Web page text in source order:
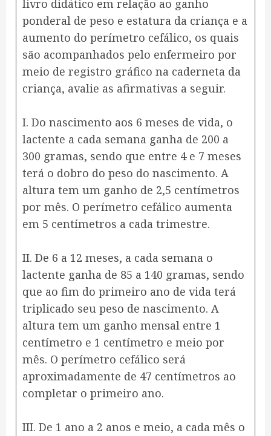
livro didático em relação ao ganho
ponderal de peso e estatura da criança e a
aumento do perímetro cefálico, os quais
são acompanhados pelo enfermeiro por
meio de registro gráfico na caderneta da
criança, avalie as afirmativas a seguir.
I. Do nascimento aos 6 meses de vida, o
lactente a cada semana ganha de 200 a
300 gramas, sendo que entre 4 e 7 meses
terá o dobro do peso do nascimento. A
altura tem um ganho de 2,5 centímetros
por mês. O perímetro cefálico aumenta
em 5 centímetros a cada trimestre.
II. De 6 a 12 meses, a cada semana o
lactente ganha de 85 a 140 gramas, sendo
que ao fim do primeiro ano de vida terá
triplicado seu peso de nascimento. A
altura tem um ganho mensal entre 1
centímetro e 1 centímetro e meio por
mês. O perímetro cefálico será
aproximadamente de 47 centímetros ao
completar o primeiro ano.
III. De 1 ano a 2 anos e meio, a cada mês o